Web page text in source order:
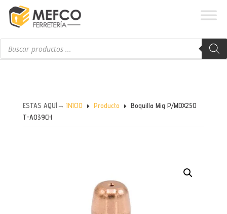
Búsqueda
productos
ESTAS AQUÍ→ INICIO E Producto E Boquilla Mig P/MDX250
T-A039CH